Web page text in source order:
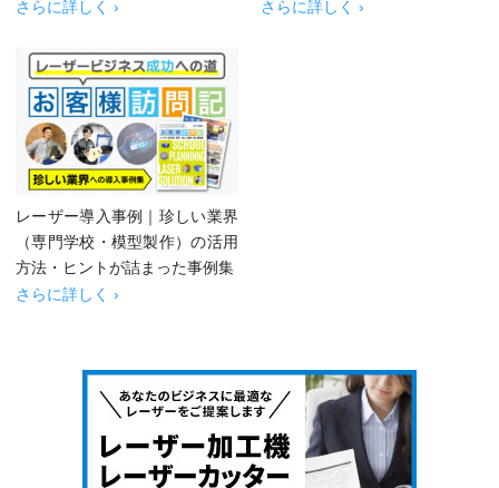
さらに詳しく › さらに詳しく ›
レーザー導入事例｜珍しい業界
（専門学校・模型製作）の活用
方法・ヒントが詰まった事例集
さらに詳しく ›